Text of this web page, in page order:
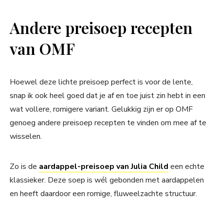
Andere preisoep recepten
van OMF
Hoewel deze lichte preisoep perfect is voor de lente,
snap ik ook heel goed dat je af en toe juist zin hebt in een
wat vollere, romigere variant. Gelukkig zijn er op OMF
genoeg andere preisoep recepten te vinden om mee af te
wisselen.
Zo is de aardappel-preisoep van Julia Child een echte
klassieker. Deze soep is wél gebonden met aardappelen
en heeft daardoor een romige, fluweelzachte structuur.